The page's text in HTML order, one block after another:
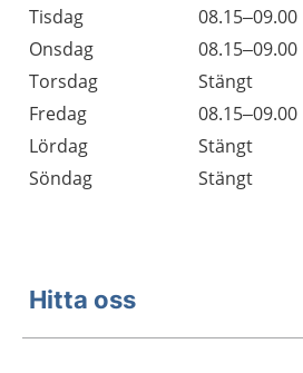
Tisdag
08.15–09.00
Onsdag
08.15–09.00
Torsdag
Stängt
Fredag
08.15–09.00
Lördag
Stängt
Söndag
Stängt
Hitta oss